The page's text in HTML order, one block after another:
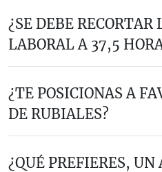
¿SE DEBE RECORTAR
LABORAL A 37,5
¿TE POSICIONAS A
DE RUBIALES?
¿QUÉ PREFIERES, UN